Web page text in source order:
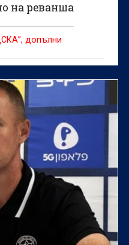
на реванша
допълни